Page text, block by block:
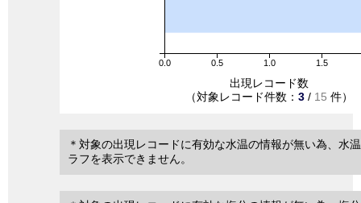
0.0 0.5 1.0 1.5
出現レコード数
（対象レコード件数： 3 / 15 件）
＊対象の出現レコードに有効な水温の情報が無い為、水
ラフを表示できません。